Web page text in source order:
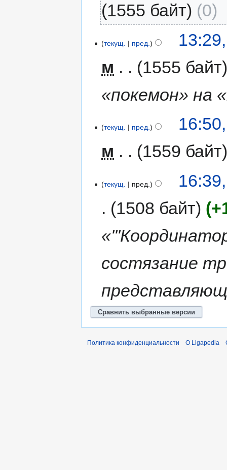
1555 байт
0
текущ. пред.
м
1555 байт
«покемон» на
текущ. пред.
м
1559 байт
текущ. пред.
1508 байт
состязание
Политика конфиденциальности О Ligapedia